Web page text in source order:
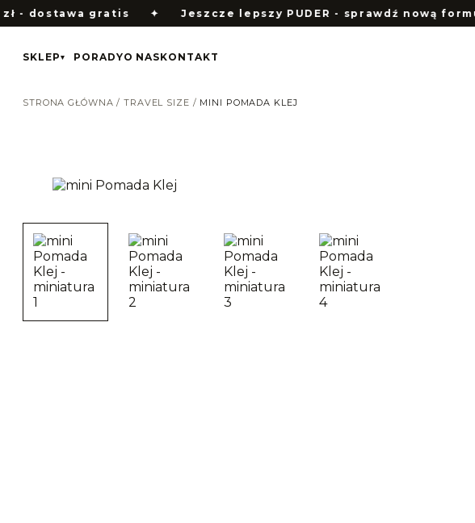
gratis ✦ Jeszcze lepszy PUDER - sprawdź nową formułę ✦
SKLEP▾ PORADYO NASKONTAKT
STRONA GŁÓWNA /TRAVEL SIZE / MINI POMADA KLEJ